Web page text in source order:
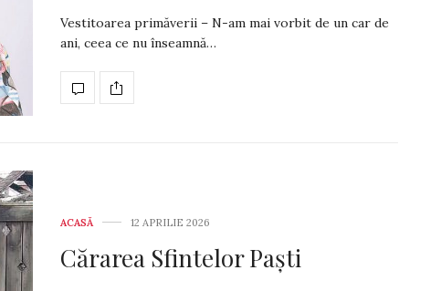
Vestitoarea primăverii – N-am mai vorbit de un car de
ani, ceea ce nu înseamnă…
ACASĂ 12 APRILIE 2026
Cărarea Sfintelor Paști